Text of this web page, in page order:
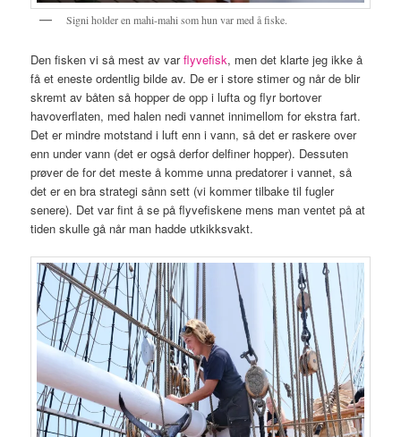
Signi holder en mahi-mahi som hun var med å fiske.
Den fisken vi så mest av varflyvefisk, men det klarte jeg ikke å
få et eneste ordentlig bilde av. De er i store stimer og når de blir
skremt av båten så hopper de opp i lufta og flyr bortover
havoverflaten, med halen nedi vannet innimellom for ekstra fart.
Det er mindre motstand i luft enn i vann, så det er raskere over
enn under vann (det er også derfor delfiner hopper). Dessuten
prøver de for det meste å komme unna predatorer i vannet, så
det er en bra strategi sånn sett (vi kommer tilbake til fugler
senere). Det var fint å se på flyvefiskene mens man ventet på at
tiden skulle gå når man hadde utkikksvakt.